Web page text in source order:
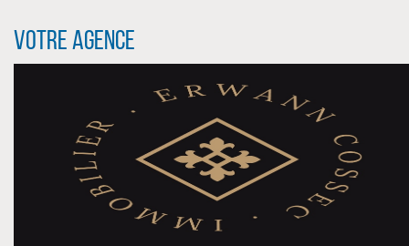
CLIQUER ICI POUR AGRANDIR
Votre agence